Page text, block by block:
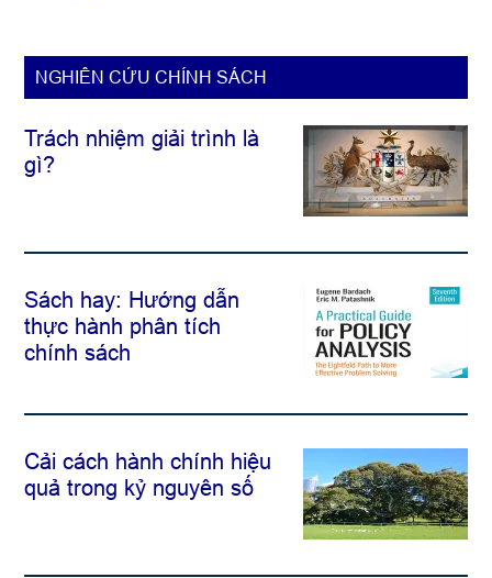
NGHIÊN CỨU CHÍNH SÁCH
Trách nhiệm giải trình là
gì?
Sách hay: Hướng dẫn
thực hành phân tích
chính sách
Cải cách hành chính hiệu
quả trong kỷ nguyên số